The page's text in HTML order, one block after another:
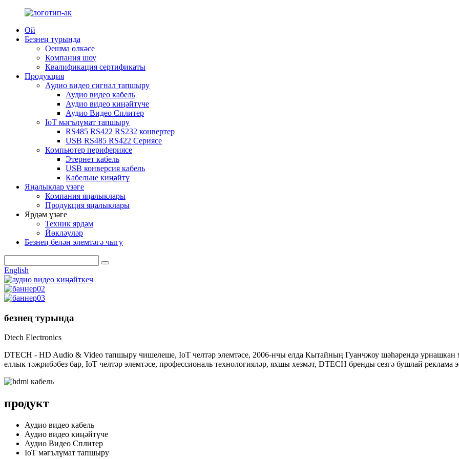
Өй
Безнең турында
Оешма өлкәсе
Компания шоу
Квалификация сертификаты
Продукция
Аудио видео сигнал тапшыру
Аудио видео кабель
Аудио видео киңәйтүче
Аудио Видео Сплитер
IoT мәгълүмат тапшыру
RS485 RS422 RS232 конвертер
USB RS485 RS422 Сериясе
Компьютер перифериясе
Этернет кабель
USB конверсия кабель
Кабельне киңәйтү
Яңалыклар үзәге
Компания яңалыклары
Продукция яңалыклары
Ярдәм үзәге
Техник ярдәм
Йөкләүләр
Безнең белән элемтәгә чыгу
English
безнең турында
Dtech Electronics
DTECH - HD Audio & Video тапшыру чишелеше, IoT челтәр элемтәсе, 2006-нчы елда Кытайның Гуанчжоу шәһәрендә
еллык тәҗрибәбез бар, IoT челтәр элемтәсе, профессиональ технологияләр, яхшы хезмәт, DTECH бренды сезгә бушлай реклама
продукт
Аудио видео кабель
Аудио видео киңәйтүче
Аудио Видео Сплитер
IoT мәгълүмат тапшыру